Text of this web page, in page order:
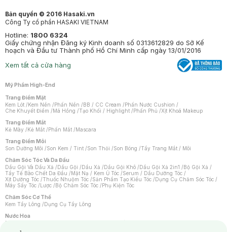
Bản quyền © 2016 Hasaki.vn
Công Ty cổ phần HASAKI VIETNAM
Hotline: 1800 6324
Giấy chứng nhận Đăng ký Kinh doanh số 0313612829 do Sở Kế
hoạch và Đầu tư Thành phố Hồ Chí Minh cấp ngày 13/01/2016
Xem tất cả cửa hàng
Mỹ Phẩm High-End
Trang Điểm Mặt
Kem Lót /Kem Nền /Phấn Nền /BB / CC Cream /Phấn Nước Cushion /
Che Khuyết Điểm /Má Hồng /Tạo Khối / Highlight /Phấn Phủ /Xịt Khoá Makeup
Trang Điểm Mắt
Kẻ Mày /Kẻ Mắt /Phấn Mắt /Mascara
Trang Điểm Môi
Son Dưỡng Môi /Son Kem / Tint /Son Thỏi /Son Bóng /Tẩy Trang Mắt / Môi
Chăm Sóc Tóc Và Da Đầu
Dầu Gội Và Dầu Xả /Dầu Gội /Dầu Xả /Dầu Gội Khô /Dầu Gội Xả 2in1 /Bộ Gội Xả /
Tẩy Tế Bào Chết Da Đầu /Mặt Nạ / Kem Ủ Tóc /Serum / Dầu Dưỡng Tóc /
Xịt Dưỡng Tóc /Thuốc Nhuộm Tóc /Sản Phẩm Tạo Kiểu Tóc /Dụng Cụ Chăm Sóc Tóc /
Máy Sấy Tóc /Lược /Bộ Chăm Sóc Tóc /Phụ Kiện Tóc
Chăm Sóc Cơ Thể
Kem Tẩy Lông /Dụng Cụ Tẩy Lông
Nước Hoa
Nước Hoa Nữ